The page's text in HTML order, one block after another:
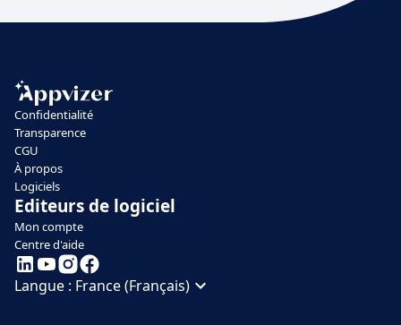
Confidentialité
Transparence
CGU
À propos
Logiciels
Editeurs de logiciel
Mon compte
Centre d'aide
Langue : France (Français)